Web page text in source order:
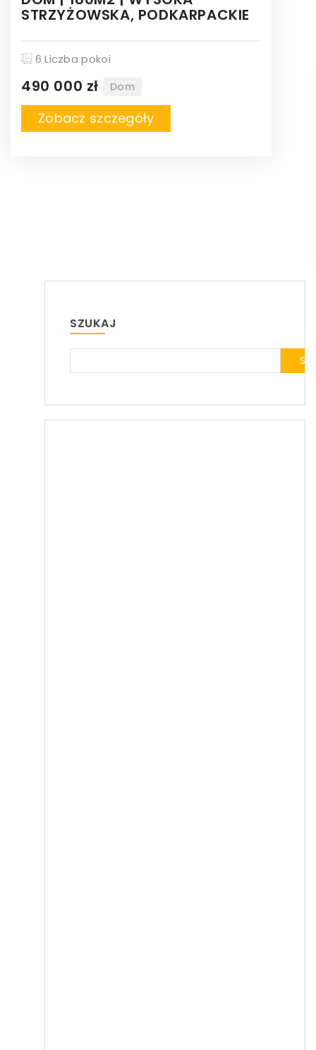
STRZYŻOWSKA, PODKARPACKIE
6 Liczba pokoi
490 000 zł Dom
Zobacz szczegóły
SZUKAJ